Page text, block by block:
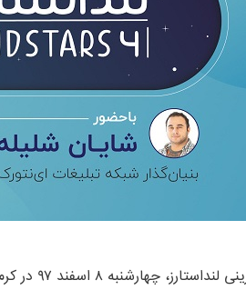
۸ اسفند ۹۷ در کرمان برگزار می شود.